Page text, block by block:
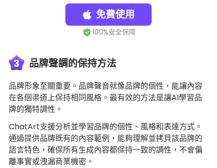
免費使用
3 品牌聲調的保持方法
品牌形象至關重要。品牌聲音就像品牌的個性，能讓內容
在各個渠道上保持相同風格。最有效的方法是讓AI學習品
牌的獨特調性。
ChatArt支援分析並學習品牌的個性、風格和表達方式。
通過提供品牌既有的內容範例，能夠理解並拷貝該品牌的
語言特色，確保所有生成內容都保持一致的調性，不會偏
離事實或洩漏商業機密。